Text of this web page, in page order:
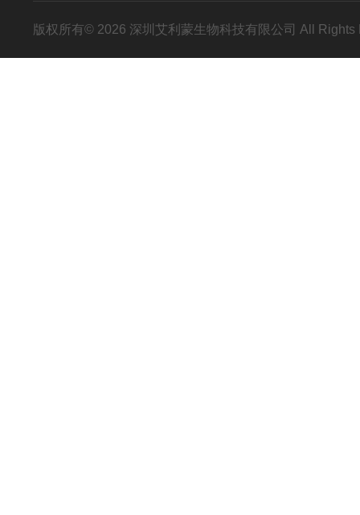
版权所有© 2026 深圳艾利蒙生物科技有限公司 All